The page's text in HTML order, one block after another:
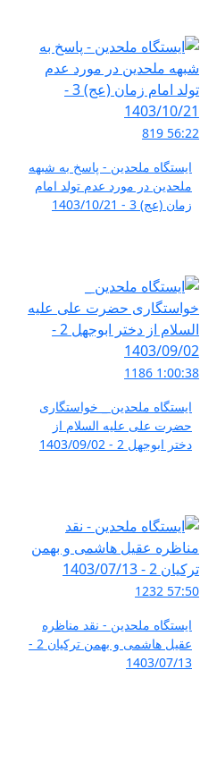
56:22
819
ایستگاه ملحدین - پاسخ به شبهه
ملحدین در مورد عدم تولد امام
زمان (عج) 3 - 1403/10/21
1:00:38
1186
ایستگاه ملحدین _ خواستگاری
حضرت علی علیه السلام از
دختر ابوجهل 2 - 1403/09/02
57:50
1232
ایستگاه ملحدین - نقد مناظره
عقیل هاشمی و بهمن ترکیان 2 -
1403/07/13